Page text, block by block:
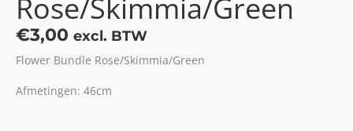
Rose/Skimmia/Green
€3,00 excl. BTW
Flower Bundle Rose/Skimmia/Green
Afmetingen: 46cm